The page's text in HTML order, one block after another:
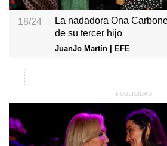
18/24
La nadadora Ona
de su tercer hijo
JuanJo Martín | EFE